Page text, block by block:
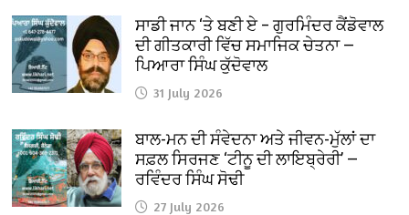
ਸਾਡੀ ਜਾਨ ‘ਤੇ ਬਣੀ ਏ – ਗੁਰਮਿੰਦਰ ਕੈਂਡੋਵਾਲ
ਦੀ ਗੀਤਕਾਰੀ ਵਿੱਚ ਸਮਾਜਿਕ ਚੇਤਨਾ —
ਪਿਆਰਾ ਸਿੰਘ ਕੁੱਦੋਵਾਲ
31 July 2026
ਬਾਲ-ਮਨ ਦੀ ਸੰਵੇਦਨਾ ਅਤੇ ਜੀਵਨ-ਮੁੱਲਾਂ ਦਾ
ਸਫ਼ਲ ਸਿਰਜਣ ‘ਟੀਨੂ ਦੀ ਲਾਇਬ੍ਰੇਰੀ’ —
ਰਵਿੰਦਰ ਸਿੰਘ ਸੋਢੀ
27 July 2026